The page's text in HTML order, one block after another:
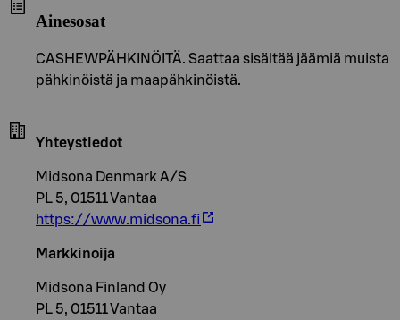
Ainesosat
CASHEWPÄHKINÖITÄ. Saattaa sisältää jäämiä muista
pähkinöistä ja maapähkinöistä.
Yhteystiedot
Midsona Denmark A/S
PL 5, 01511 Vantaa
https://www.midsona.fi
Markkinoija
Midsona Finland Oy
PL 5, 01511 Vantaa